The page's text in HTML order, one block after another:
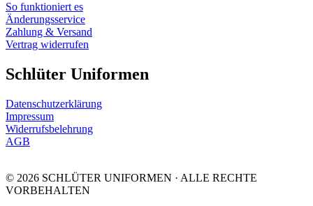
So funktioniert es
Änderungsservice
Zahlung & Versand
Vertrag widerrufen
Schlüter Uniformen
Datenschutzerklärung
Impressum
Widerrufsbelehrung
AGB
© 2026 SCHLÜTER UNIFORMEN · ALLE RECHTE
VORBEHALTEN